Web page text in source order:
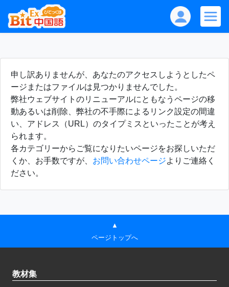
申し訳ありませんが、あなたのアクセスしようとしたペ
ージまたはファイルは見つかりませんでした。
弊社ウェブサイトのリニューアルにともなうページの移
動あるいは削除、弊社の不手際によるリンク設定の間違
い、アドレス（URL）のタイプミスといったことが考え
られます。
各カテゴリーからご覧になりたいページをお探しいただ
くか、お手数ですが、 お問い合わせページよりご連絡く
ださい。
▲
ページトップへ
教材集